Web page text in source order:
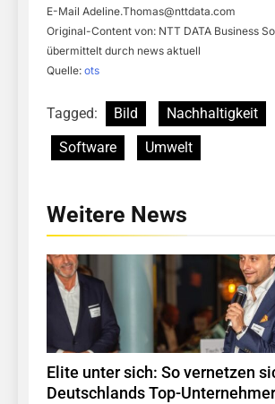
E-Mail Adeline.Thomas@nttdata.com
Original-Content von: NTT DATA Business
übermittelt durch news aktuell
Quelle: ots
Tagged: Bild
Nachhaltigkeit
Software
Umwelt
Weitere News
Elite unter sich: So vernetzen
Deutschlands Top-